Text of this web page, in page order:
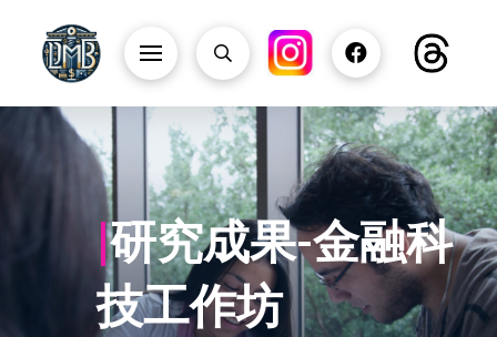
|研究成果-金融科
技工作坊